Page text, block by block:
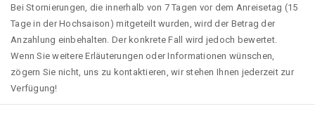
Bei Stornierungen, die innerhalb von 7 Tagen vor dem Anreisetag (15
Tage in der Hochsaison) mitgeteilt wurden, wird der Betrag der
Anzahlung einbehalten. Der konkrete Fall wird jedoch bewertet.
Wenn Sie weitere Erläuterungen oder Informationen wünschen,
zögern Sie nicht, uns zu kontaktieren, wir stehen Ihnen jederzeit zur
Verfügung!